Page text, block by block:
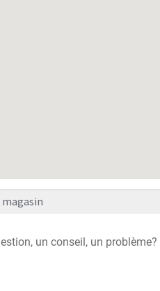
un conseil, un problème?